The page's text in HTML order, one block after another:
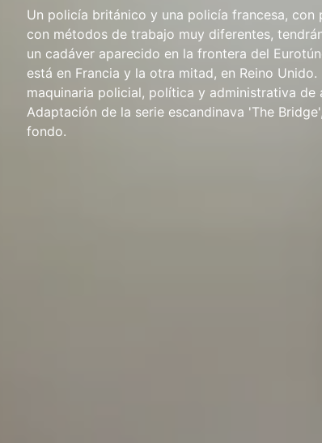
Un policía británico y una policía francesa,
con métodos de trabajo muy diferentes,
un cadáver aparecido en la frontera del
está en Francia y la otra mitad, en Reino
maquinaria policial, política y administrativa de
Adaptación de la serie escandinava 'The
fondo.